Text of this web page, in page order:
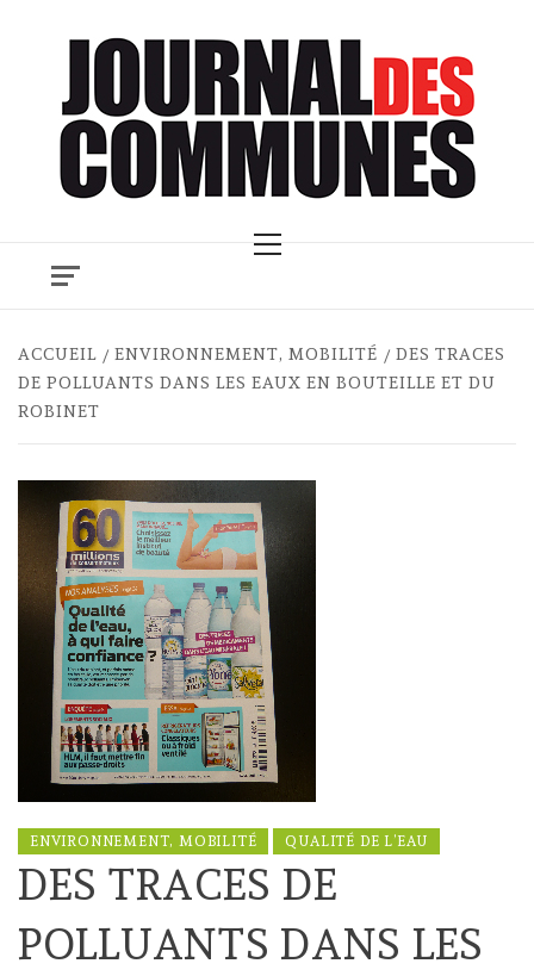
Menu
ACCUEIL ENVIRONNEMENT, MOBILITÉ
DES TRACES
DE POLLUANTS DANS LES EAUX EN BOUTEILLE ET DU
ROBINET
ENVIRONNEMENT, MOBILITÉ QUALITÉ DE L’EAU
DES TRACES DE
POLLUANTS DANS LES